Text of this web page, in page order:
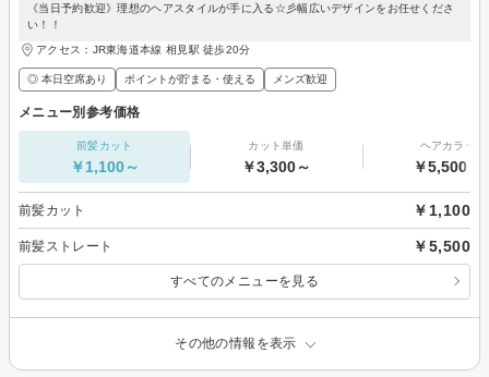
《当日予約歓迎》理想のヘアスタイルが手に入る☆彡幅広いデザインをお任せくださ
い！！
アクセス：JR東海道本線 相見駅 徒歩20分
◎ 本日空席あり ポイントが貯まる・使える メンズ歓迎
メニュー別参考価格
前髪カット
￥1,100～
カット単価
￥3,300～
ヘアカラー
￥5,500～
前髪カット ￥1,100
前髪ストレート ￥5,500
すべてのメニューを見る
その他の情報を表示